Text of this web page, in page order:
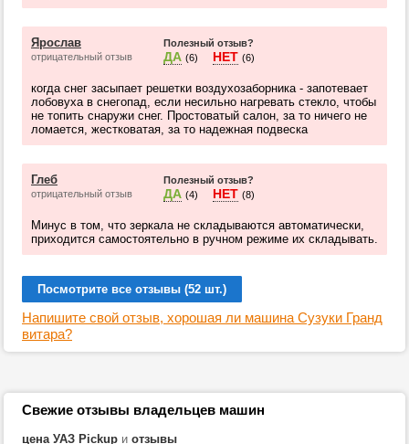
Ярослав
отрицательный отзыв
Полезный отзыв?
ДА (6) НЕТ (6)
когда снег засыпает решетки воздухозаборника - запотевает
лобовуха в снегопад, если несильно нагревать стекло, чтобы
не топить снаружи снег. Простоватый салон, за то ничего не
ломается, жестковатая, за то надежная подвеска
Глеб
отрицательный отзыв
Полезный отзыв?
ДА (4) НЕТ (8)
Минус в том, что зеркала не складываются автоматически,
приходится самостоятельно в ручном режиме их складывать.
Посмотрите все отзывы (52 шт.)
Напишите свой отзыв, хорошая ли машина Сузуки Гранд
витара?
Свежие отзывы владельцев машин
цена УАЗ Pickup и отзывы